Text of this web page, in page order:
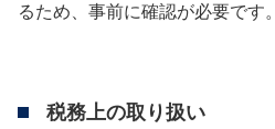
るため、事前に確認が必要です。
税務上の取り扱い